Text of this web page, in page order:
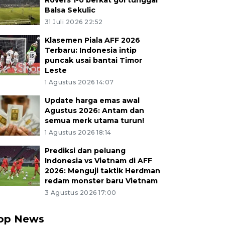
Balsa Sekulic
31 Juli 2026 22:52
Klasemen Piala AFF 2026
Terbaru: Indonesia intip
puncak usai bantai Timor
Leste
1 Agustus 2026 14:07
Update harga emas awal
Agustus 2026: Antam dan
semua merk utama turun!
1 Agustus 2026 18:14
Prediksi dan peluang
Indonesia vs Vietnam di AFF
2026: Menguji taktik Herdman
redam monster baru Vietnam
3 Agustus 2026 17:00
News